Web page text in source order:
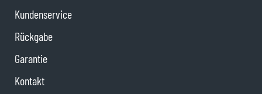
Kundenservice
Rückgabe
Garantie
Kontakt